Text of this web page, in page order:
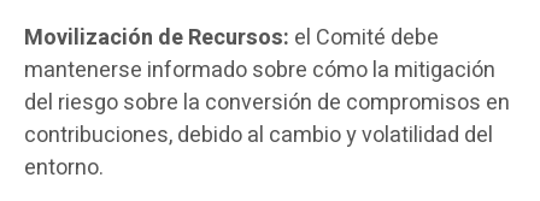
Movilización de Recursos: el Comité debe
mantenerse informado sobre cómo la mitigación
del riesgo sobre la conversión de compromisos en
contribuciones, debido al cambio y volatilidad del
entorno.